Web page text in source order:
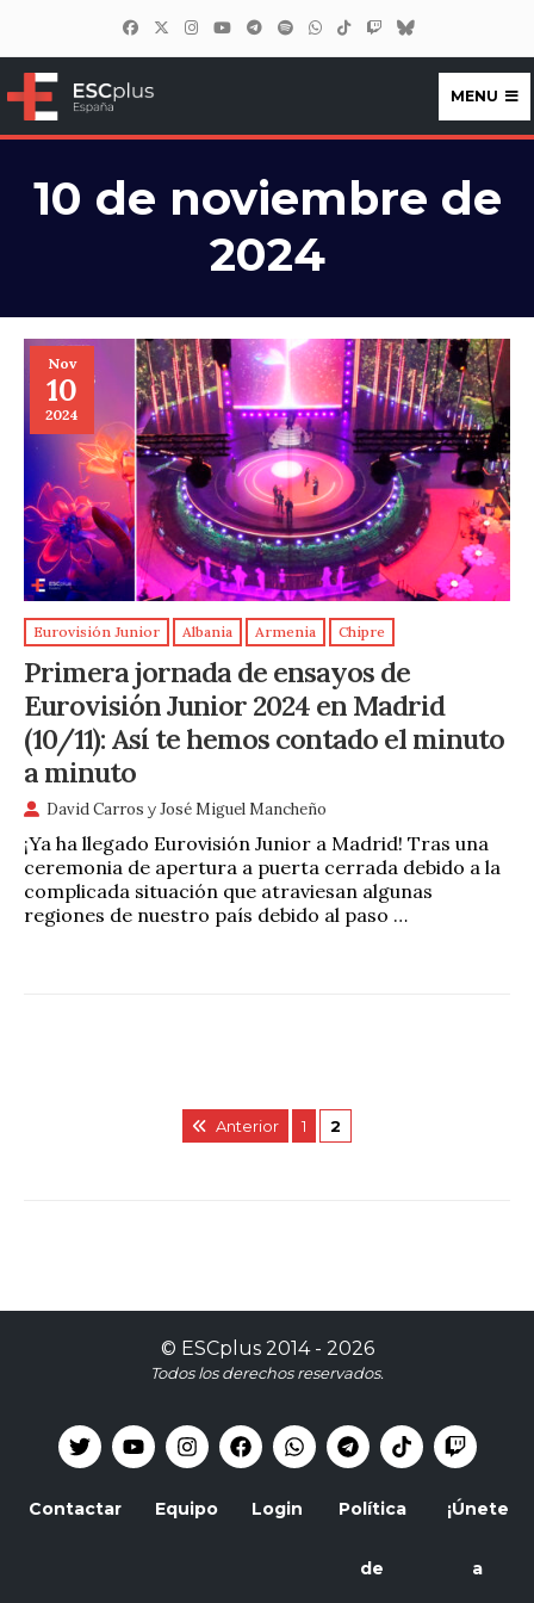
ESCplus España
MENU
10 de noviembre de
2024
Nov
10
2024
Eurovisión Junior Albania Armenia Chipre
Primera jornada de ensayos de
Eurovisión Junior 2024 en Madrid
(10/11): Así te hemos contado el minuto
a minuto
David Carros yJosé Miguel Mancheño
¡Ya ha llegado Eurovisión Junior a Madrid! Tras una
ceremonia de apertura a puerta cerrada debido a la
complicada situación que atraviesan algunas
regiones de nuestro país debido al paso …
Anterior 1 2
© ESCplus2014 - 2026
Todos los derechos reservados.
Contactar Equipo Login Política
de
¡Únete
a